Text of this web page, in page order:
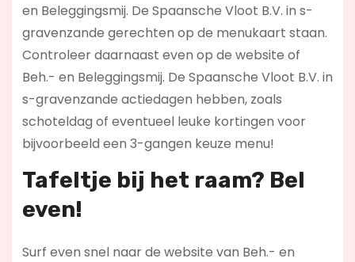
en Beleggingsmij. De Spaansche Vloot B.V. in s-
gravenzande gerechten op de menukaart staan.
Controleer daarnaast even op de website of
Beh.- en Beleggingsmij. De Spaansche Vloot B.V. in
s-gravenzande actiedagen hebben, zoals
schoteldag of eventueel leuke kortingen voor
bijvoorbeeld een 3-gangen keuze menu!
Tafeltje bij het raam? Bel
even!
Surf even snel naar de website van Beh.- en